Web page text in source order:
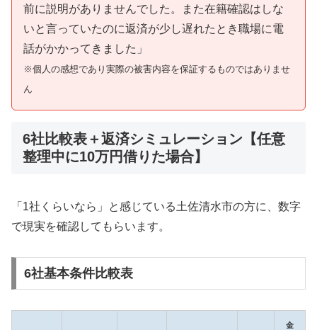
前に説明がありませんでした。また在籍確認はしな
いと言っていたのに返済が少し遅れたとき職場に電
話がかかってきました」
※個人の感想であり実際の被害内容を保証するものではありませ
ん
6社比較表＋返済シミュレーション【任意
整理中に10万円借りた場合】
「1社くらいなら」と感じている土佐清水市の方に、数字
で現実を確認してもらいます。
6社基本条件比較表
金